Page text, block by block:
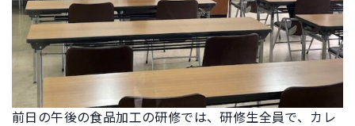
前日の午後の食品加工の研修では、研修生全員で、カレ